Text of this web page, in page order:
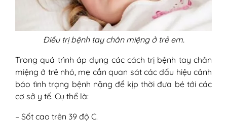
Điều trị bệnh tay chân miệng ở trẻ em.
Trong quá trình áp dụng các cách trị bệnh tay chân
miệng ở trẻ nhỏ, mẹ cần quan sát các dấu hiệu cảnh
báo tình trạng bệnh nặng để kịp thời đưa bé tới các
cơ sở y tế. Cụ thể là:
– Sốt cao trên 39 độ C.